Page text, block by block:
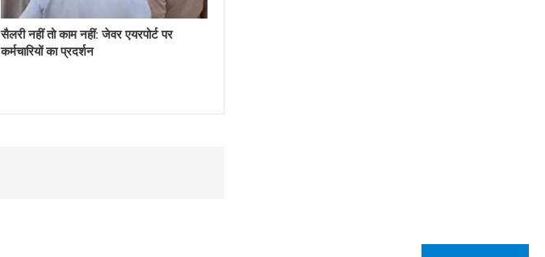
सैलरी नहीं तो काम नहीं: जेवर एयरपोर्ट पर
कर्मचारियों का प्रदर्शन